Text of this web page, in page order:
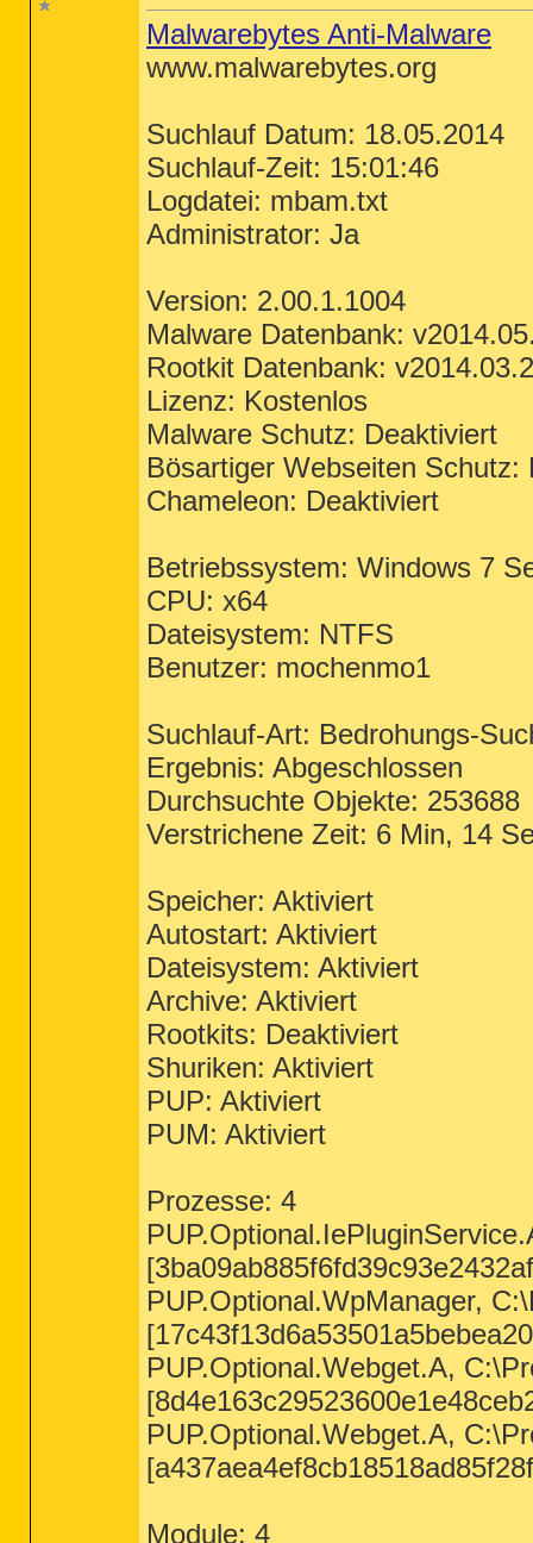
Malwarebytes Anti-Malware
www.malwarebytes.org
Suchlauf Datum: 18.05.2014
Suchlauf-Zeit: 15:01:46
Logdatei: mbam.txt
Administrator: Ja
Version: 2.00.1.1004
Malware Datenbank:
Rootkit Datenbank:
Lizenz: Kostenlos
Malware Schutz: Deaktiviert
Bösartiger Webseiten Schutz:
Chameleon: Deaktiviert
Betriebssystem: Windows 7
CPU: x64
Dateisystem: NTFS
Benutzer: mochenmo1
Suchlauf-Art: Bedrohungs-
Ergebnis: Abgeschlossen
Durchsuchte Objekte: 253688
Verstrichene Zeit: 6 Min, 14
Speicher: Aktiviert
Autostart: Aktiviert
Dateisystem: Aktiviert
Archive: Aktiviert
Rootkits: Deaktiviert
Shuriken: Aktiviert
PUP: Aktiviert
PUM: Aktiviert
Prozesse: 4
PUP.Optional.WpManager,
PUP.Optional.Webget.A,
PUP.Optional.Webget.A,
Module: 4